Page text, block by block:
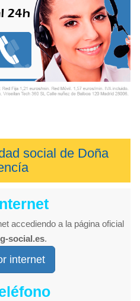
social de Doña
accediendo a la página oficial
social.es.
internet